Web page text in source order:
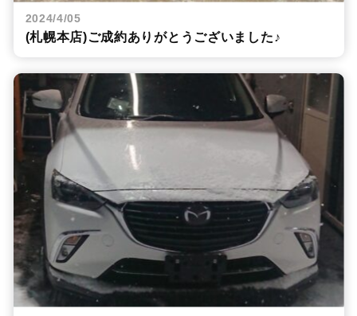
2024/4/05
(札幌本店)ご成約ありがとうございました♪